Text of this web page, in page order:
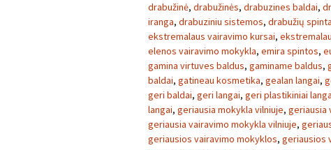
drabužinė, drabužinės, drabuzines baldai,
iranga, drabuziniu sistemos, drabužių spinta
ekstremalaus vairavimo kursai,
elenos vairavimo mokykla, emira spintos,
gamina virtuves baldus, gaminame baldus,
baldai, gatineau kosmetika, gealan langai,
geri baldai, geri langai, geri plastikiniai
langai, geriausia mokykla vilniuje, geriausia
geriausia vairavimo mokykla vilniuje,
geriausios vairavimo mokyklos, geriausios